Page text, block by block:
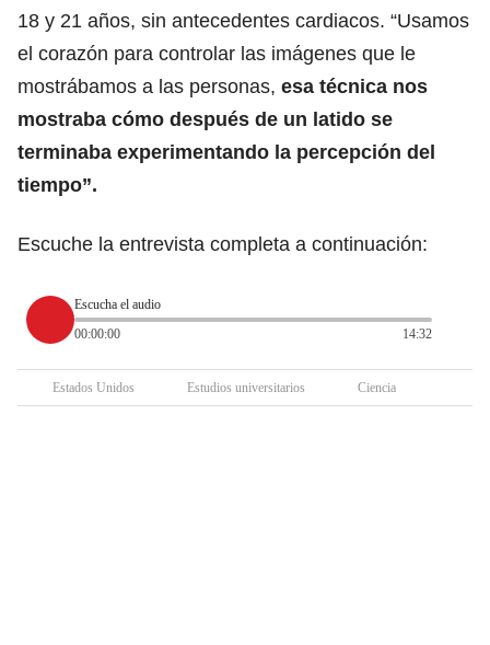
18 y 21 años, sin antecedentes cardiacos. “Usamos
el corazón para controlar las imágenes que le
mostrábamos a las personas, esa técnica nos
mostraba cómo después de un latido se
terminaba experimentando la percepción del
tiempo”.
Escuche la entrevista completa a continuación:
Escucha el audio
00:00:00
14:32
Estados Unidos Estudios universitarios Ciencia